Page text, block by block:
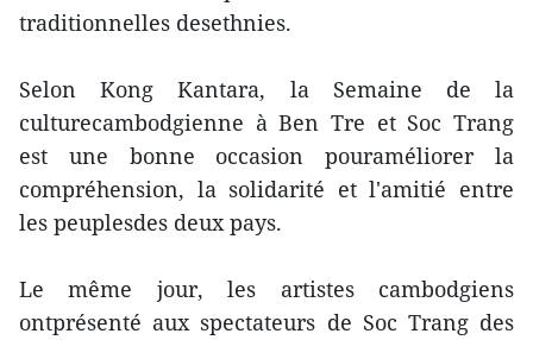
traditionnelles desethnies.
Selon Kong Kantara, la Semaine de la
culturecambodgienne à Ben Tre et Soc Trang
est une bonne occasion pouraméliorer la
compréhension, la solidarité et l'amitié entre
les peuplesdes deux pays.
Le même jour, les artistes cambodgiens
ontprésenté aux spectateurs de Soc Trang des